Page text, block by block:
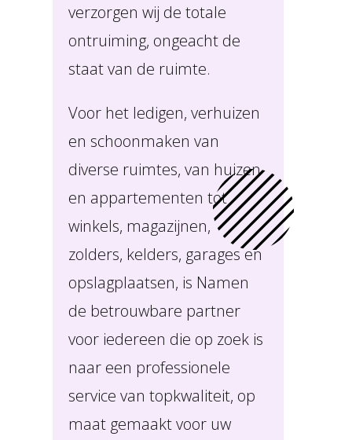
verzorgen wij de totale
ontruiming, ongeacht de
staat van de ruimte.
Voor het ledigen, verhuizen
en schoonmaken van
diverse ruimtes, van huizen
en appartementen tot
winkels, magazijnen,
zolders, kelders, garages en
opslagplaatsen, is Namen
de betrouwbare partner
voor iedereen die op zoek is
naar een professionele
service van topkwaliteit, op
maat gemaakt voor uw